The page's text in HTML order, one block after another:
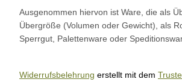
Ausgenommen hiervon ist Ware, die als
Übergröße (Volumen oder Gewicht), als
Sperrgut, Palettenware oder
Widerrufsbelehrung erstellt mit dem